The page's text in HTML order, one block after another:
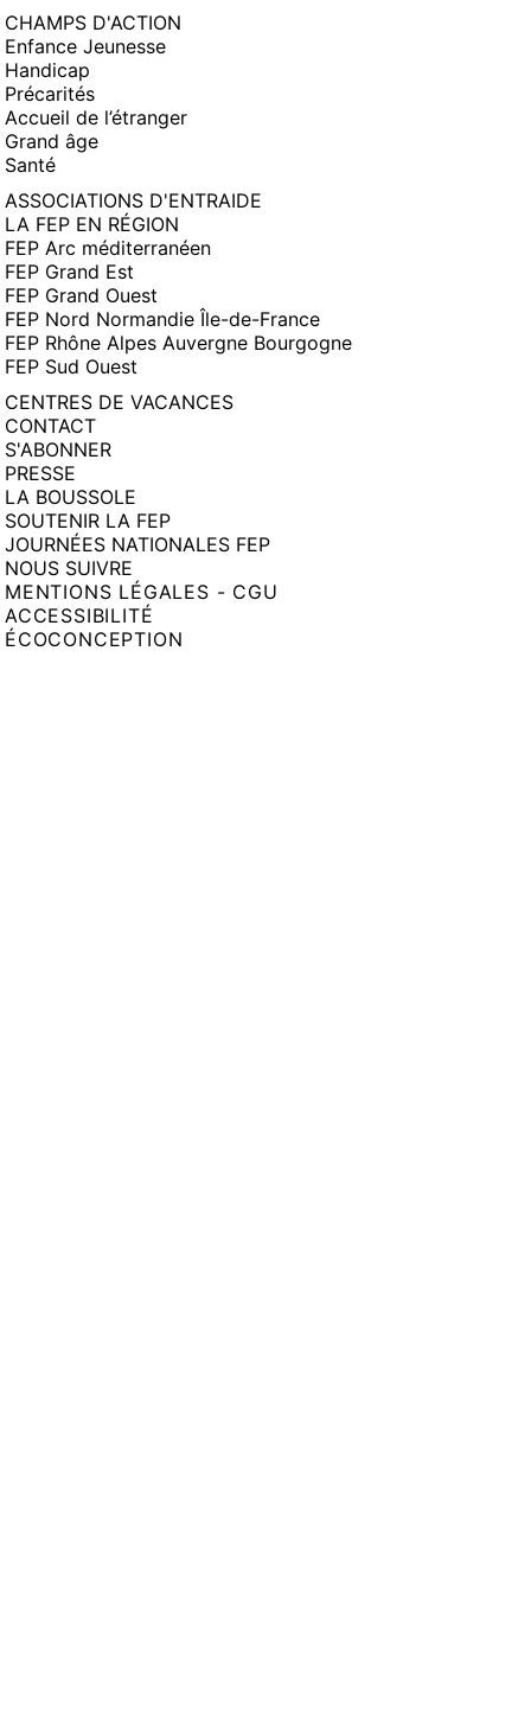
CHAMPS D'ACTION
Enfance Jeunesse
Handicap
Précarités
Accueil de l’étranger
Grand âge
Santé
ASSOCIATIONS D'ENTRAIDE
LA FEP EN RÉGION
FEP Arc méditerranéen
FEP Grand Est
FEP Grand Ouest
FEP Nord Normandie Île-de-France
FEP Rhône Alpes Auvergne Bourgogne
FEP Sud Ouest
CENTRES DE VACANCES
CONTACT
S'ABONNER
PRESSE
LA BOUSSOLE
SOUTENIR LA FEP
JOURNÉES NATIONALES FEP
NOUS SUIVRE
MENTIONS LÉGALES - CGU
ACCESSIBILITÉ
ÉCOCONCEPTION